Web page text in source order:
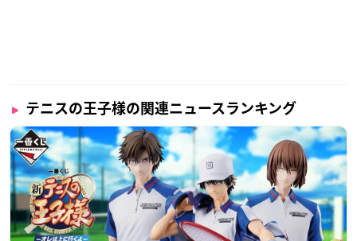
テニスの王子様の関連ニュースランキング